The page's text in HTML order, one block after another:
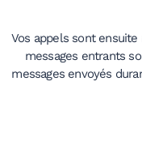
Vos appels sont ensuite
messages entrants
messages envoyés